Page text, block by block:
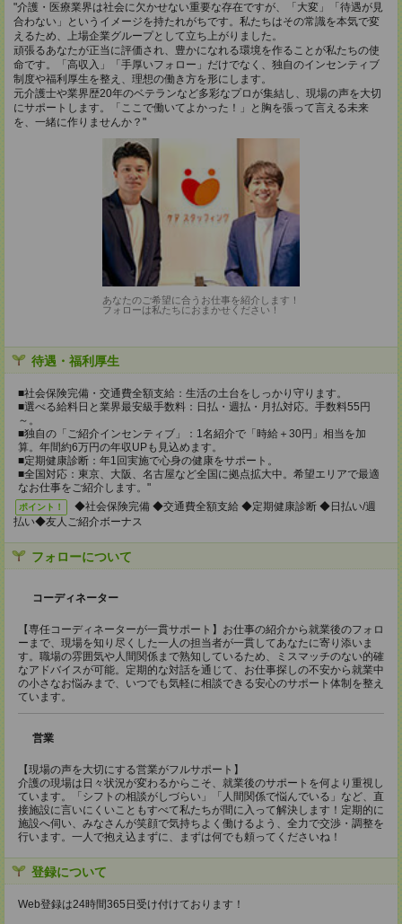
"介護・医療業界は社会に欠かせない重要な存在ですが、「大変」「待遇が見
合わない」というイメージを持たれがちです。私たちはその常識を本気で変
えるため、上場企業グループとして立ち上がりました。
頑張るあなたが正当に評価され、豊かになれる環境を作ることが私たちの使
命です。「高収入」「手厚いフォロー」だけでなく、独自のインセンティブ
制度や福利厚生を整え、理想の働き方を形にします。
元介護士や業界歴20年のベテランなど多彩なプロが集結し、現場の声を大切
にサポートします。「ここで働いてよかった！」と胸を張って言える未来
を、一緒に作りませんか？"
あなたのご希望に合うお仕事を紹介します！
フォローは私たちにおまかせください！
待遇・福利厚生
■社会保険完備・交通費全額支給：生活の土台をしっかり守ります。
■選べる給料日と業界最安級手数料：日払・週払・月払対応。手数料55円
～。
■独自の「ご紹介インセンティブ」：1名紹介で「時給＋30円」相当を加
算。年間約6万円の年収UPも見込めます。
■定期健康診断：年1回実施で心身の健康をサポート。
■全国対応：東京、大阪、名古屋など全国に拠点拡大中。希望エリアで最適
なお仕事をご紹介します。"
ポイント！
◆社会保険完備 ◆交通費全額支給 ◆定期健康診断 ◆日払い/週
払い◆友人ご紹介ボーナス
フォローについて
コーディネーター
【専任コーディネーターが一貫サポート】お仕事の紹介から就業後のフォロ
ーまで、現場を知り尽くした一人の担当者が一貫してあなたに寄り添いま
す。職場の雰囲気や人間関係まで熟知しているため、ミスマッチのない的確
なアドバイスが可能。定期的な対話を通じて、お仕事探しの不安から就業中
の小さなお悩みまで、いつでも気軽に相談できる安心のサポート体制を整え
ています。
営業
【現場の声を大切にする営業がフルサポート】
介護の現場は日々状況が変わるからこそ、就業後のサポートを何より重視し
ています。「シフトの相談がしづらい」「人間関係で悩んでいる」など、直
接施設に言いにくいこともすべて私たちが間に入って解決します！定期的に
施設へ伺い、みなさんが笑顔で気持ちよく働けるよう、全力で交渉・調整を
行います。一人で抱え込まずに、まずは何でも頼ってくださいね！
登録について
Web登録は24時間365日受け付けております！